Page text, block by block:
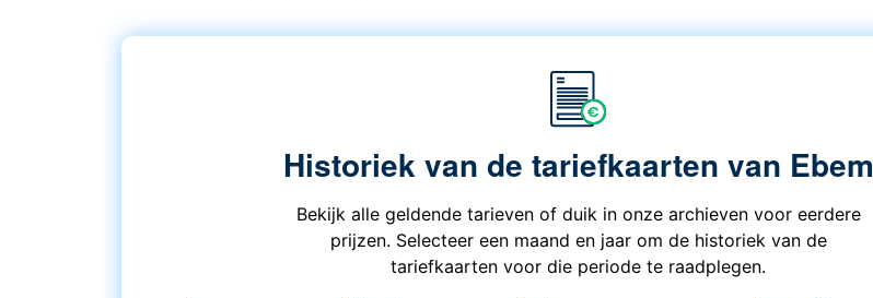
Historiek van de tariefkaarten van Ebem
Bekijk alle geldende tarieven of duik in onze archieven voor eerdere
prijzen. Selecteer een maand en jaar om de historiek van de
tariefkaarten voor die periode te raadplegen.